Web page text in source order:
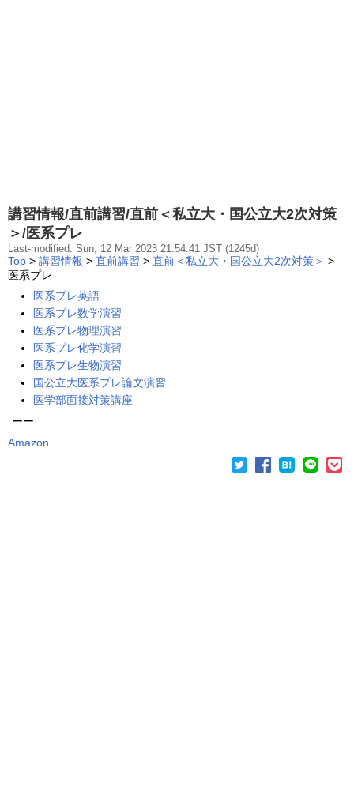
講習情報/直前講習/直前＜私立大・国公立大2次対策
＞/医系プレ
Last-modified: Sun, 12 Mar 2023 21:54:41 JST (1245d)
Top > 講習情報 > 直前講習 > 直前＜私立大・国公立大2次対策＞ >
医系プレ
医系プレ英語
医系プレ数学演習
医系プレ物理演習
医系プレ化学演習
医系プレ生物演習
国公立大医系プレ論文演習
医学部面接対策講座
ーー
Amazon